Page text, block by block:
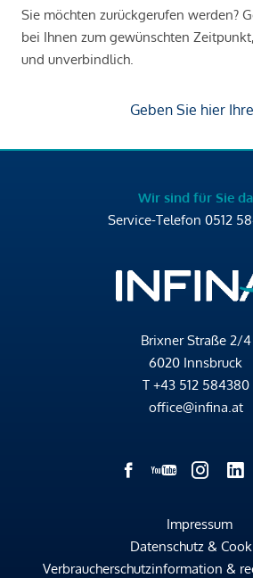
Sie möchten zurückgerufen werden?
bei Ihnen zum gewünschten
und unverbindlich.
Geben Sie hier
Wir sind für Sie da
Service-Telefon 0512
Brixner Straße 2/4
6020 Innsbruck
T +43 512 584380
office@infina.at
Impressum
Datenschutz &
Verbraucherschutzinformation &